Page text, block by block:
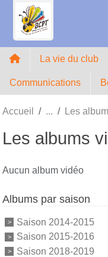
La vie du club
Communications
Accueil Les
Les albums
Aucun album vidéo
Albums par saison
Saison 2014-2015
Saison 2015-2016
Saison 2018-2019
Panneau de gestion des